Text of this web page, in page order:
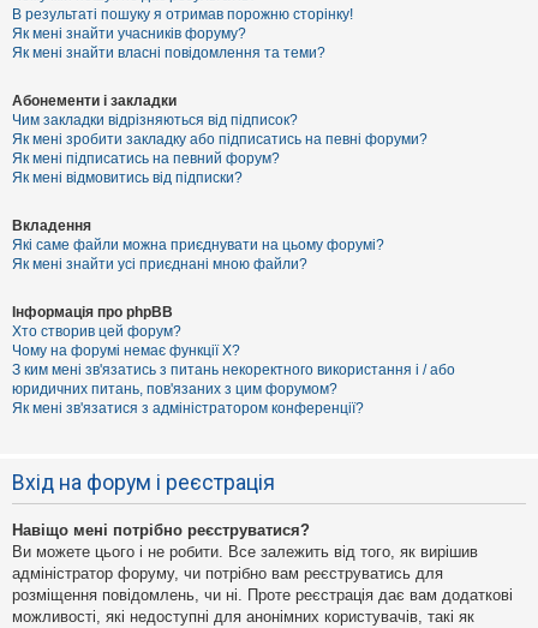
В результаті пошуку я отримав порожню сторінку!
Як мені знайти учасників форуму?
Як мені знайти власні повідомлення та теми?
Абонементи і закладки
Чим закладки відрізняються від підписок?
Як мені зробити закладку або підписатись на певні форуми?
Як мені підписатись на певний форум?
Як мені відмовитись від підписки?
Вкладення
Які саме файли можна приєднувати на цьому форумі?
Як мені знайти усі приєднані мною файли?
Інформація про phpBB
Хто створив цей форум?
Чому на форумі немає функції X?
З ким мені зв'язатись з питань некоректного використання і / або
юридичних питань, пов'язаних з цим форумом?
Як мені зв'язатися з адміністратором конференції?
Вхід на форум і реєстрація
Навіщо мені потрібно реєструватися?
Ви можете цього і не робити. Все залежить від того, як вирішив
адміністратор форуму, чи потрібно вам реєструватись для
розміщення повідомлень, чи ні. Проте реєстрація дає вам додаткові
можливості, які недоступні для анонімних користувачів, такі як